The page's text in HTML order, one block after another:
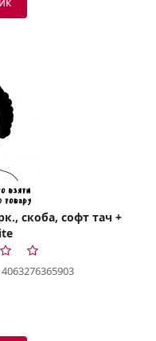
скоба, софт тач +